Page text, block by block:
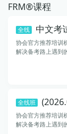
FRM®课程
全线 中文考
协会官方推荐培训
解决备考路上遇到
全线班
协会官方推荐培训
解决备考路上遇到